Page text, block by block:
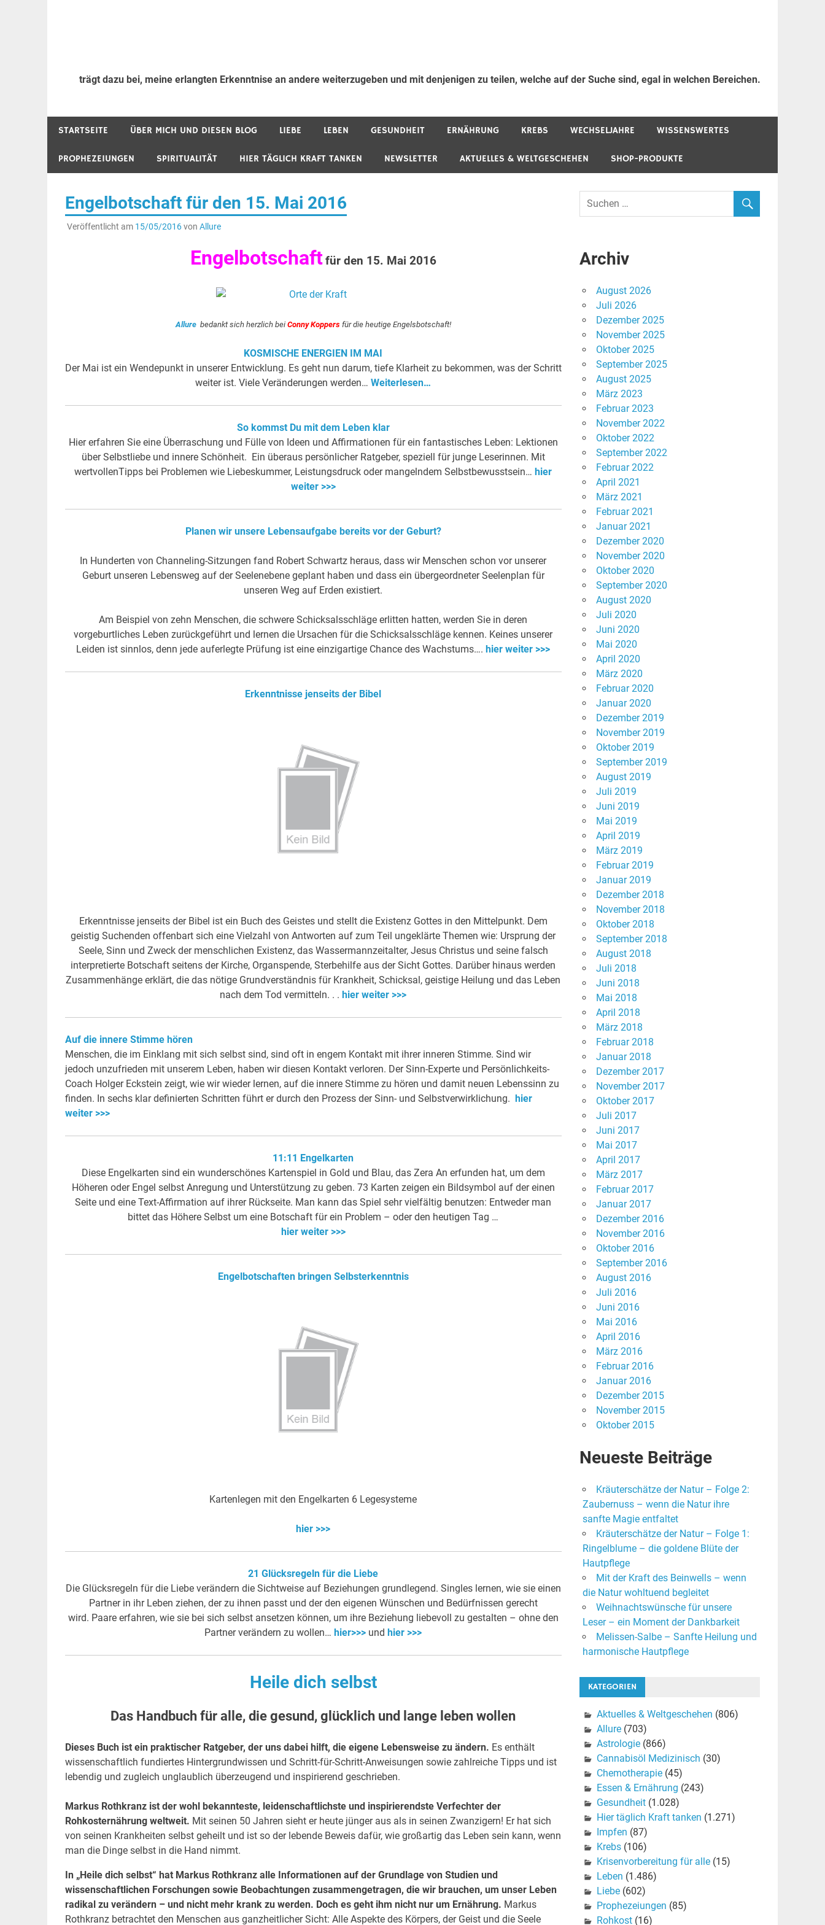
trägt dazu bei, meine erlangten Erkenntnise an andere weiterzugeben und mit denjenigen zu teilen, welche auf der Suche sind, egal in welchen Bereichen.
STARTSEITE ÜBER MICH UND DIESEN BLOG LIEBE LEBEN GESUNDHEIT ERNÄHRUNG KREBS WECHSELJAHRE WISSENSWERTES
PROPHEZEIUNGEN SPIRITUALITÄT HIER TÄGLICH KRAFT TANKEN NEWSLETTER AKTUELLES & WELTGESCHEHEN SHOP-PRODUKTE
Engelbotschaft für den 15. Mai 2016
Veröffentlicht am 15/05/2016von Allure
Engelbotschaftfür den 15. Mai 2016
Allure bedankt sich herzlich bei Conny Koppers für die heutige Engelsbotschaft!
KOSMISCHE ENERGIEN IM MAI
Der Mai ist ein Wendepunkt in unserer Entwicklung. Es geht nun darum, tiefe Klarheit zu bekommen, was der Schritt
weiter ist. Viele Veränderungen werden…Weiterlesen…
So kommst Du mit dem Leben klar
Hier erfahren Sie eine Überraschung und Fülle von Ideen und Affirmationen für ein fantastisches Leben: Lektionen
über Selbstliebe und innere Schönheit. Ein überaus persönlicher Ratgeber, speziell für junge Leserinnen. Mit
wertvollenTipps bei Problemen wie Liebeskummer, Leistungsdruck oder mangelndem Selbstbewusstsein… hier
weiter >>>
Planen wir unsere Lebensaufgabe bereits vor der Geburt?
In Hunderten von Channeling-Sitzungen fand Robert Schwartz heraus, dass wir Menschen schon vor unserer
Geburt unseren Lebensweg auf der Seelenebene geplant haben und dass ein übergeordneter Seelenplan für
unseren Weg auf Erden existiert.
Am Beispiel von zehn Menschen, die schwere Schicksalsschläge erlitten hatten, werden Sie in deren
vorgeburtliches Leben zurückgeführt und lernen die Ursachen für die Schicksalsschläge kennen. Keines unserer
Leiden ist sinnlos, denn jede auferlegte Prüfung ist eine einzigartige Chance des Wachstums…. hier weiter >>>
Erkenntnisse jenseits der Bibel
Erkenntnisse jenseits der Bibel ist ein Buch des Geistes und stellt die Existenz Gottes in den Mittelpunkt. Dem
geistig Suchenden offenbart sich eine Vielzahl von Antworten auf zum Teil ungeklärte Themen wie: Ursprung der
Seele, Sinn und Zweck der menschlichen Existenz, das Wassermannzeitalter, Jesus Christus und seine falsch
interpretierte Botschaft seitens der Kirche, Organspende, Sterbehilfe aus der Sicht Gottes. Darüber hinaus werden
Zusammenhänge erklärt, die das nötige Grundverständnis für Krankheit, Schicksal, geistige Heilung und das Leben
nach dem Tod vermitteln. . .hier weiter >>>
Auf die innere Stimme hören
Menschen, die im Einklang mit sich selbst sind, sind oft in engem Kontakt mit ihrer inneren Stimme. Sind wir
jedoch unzufrieden mit unserem Leben, haben wir diesen Kontakt verloren. Der Sinn-Experte und Persönlichkeits-
Coach Holger Eckstein zeigt, wie wir wieder lernen, auf die innere Stimme zu hören und damit neuen Lebenssinn zu
finden. In sechs klar definierten Schritten führt er durch den Prozess der Sinn- und Selbstverwirklichung. hier
weiter >>>
11:11 Engelkarten
Diese Engelkarten sind ein wunderschönes Kartenspiel in Gold und Blau, das Zera An erfunden hat, um dem
Höheren oder Engel selbst Anregung und Unterstützung zu geben. 73 Karten zeigen ein Bildsymbol auf der einen
Seite und eine Text-Affirmation auf ihrer Rückseite. Man kann das Spiel sehr vielfältig benutzen: Entweder man
bittet das Höhere Selbst um eine Botschaft für ein Problem – oder den heutigen Tag …
hier weiter >>>
Engelbotschaften bringen Selbsterkenntnis
Kartenlegen mit den Engelkarten 6 Legesysteme
hier >>>
21 Glücksregeln für die Liebe
Die Glücksregeln für die Liebe verändern die Sichtweise auf Beziehungen grundlegend. Singles lernen, wie sie einen
Partner in ihr Leben ziehen, der zu ihnen passt und der den eigenen Wünschen und Bedürfnissen gerecht
wird. Paare erfahren, wie sie bei sich selbst ansetzen können, um ihre Beziehung liebevoll zu gestalten – ohne den
Partner verändern zu wollen…hier>>> und hier >>>
Heile dich selbst
Das Handbuch für alle, die gesund, glücklich und lange leben wollen
Dieses Buch ist ein praktischer Ratgeber, der uns dabei hilft, die eigene Lebensweise zu ändern. Es enthält
wissenschaftlich fundiertes Hintergrundwissen und Schritt-für-Schritt-Anweisungen sowie zahlreiche Tipps und ist
lebendig und zugleich unglaublich überzeugend und inspirierend geschrieben.
Markus Rothkranz ist der wohl bekannteste, leidenschaftlichste und inspirierendste Verfechter der
Rohkosternährung weltweit. Mit seinen 50 Jahren sieht er heute jünger aus als in seinen Zwanzigern! Er hat sich
von seinen Krankheiten selbst geheilt und ist so der lebende Beweis dafür, wie großartig das Leben sein kann, wenn
man die Dinge selbst in die Hand nimmt.
In „Heile dich selbst“ hat Markus Rothkranz alle Informationen auf der Grundlage von Studien und
wissenschaftlichen Forschungen sowie Beobachtungen zusammengetragen, die wir brauchen, um unser Leben
radikal zu verändern – und nicht mehr krank zu werden. Doch es geht ihm nicht nur um Ernährung. Markus
Rothkranz betrachtet den Menschen aus ganzheitlicher Sicht: Alle Aspekte des Körpers, der Geist und die Seele
Archiv
August 2026
Juli 2026
Dezember 2025
November 2025
Oktober 2025
September 2025
August 2025
März 2023
Februar 2023
November 2022
Oktober 2022
September 2022
Februar 2022
April 2021
März 2021
Februar 2021
Januar 2021
Dezember 2020
November 2020
Oktober 2020
September 2020
August 2020
Juli 2020
Juni 2020
Mai 2020
April 2020
März 2020
Februar 2020
Januar 2020
Dezember 2019
November 2019
Oktober 2019
September 2019
August 2019
Juli 2019
Juni 2019
Mai 2019
April 2019
März 2019
Februar 2019
Januar 2019
Dezember 2018
November 2018
Oktober 2018
September 2018
August 2018
Juli 2018
Juni 2018
Mai 2018
April 2018
März 2018
Februar 2018
Januar 2018
Dezember 2017
November 2017
Oktober 2017
Juli 2017
Juni 2017
Mai 2017
April 2017
März 2017
Februar 2017
Januar 2017
Dezember 2016
November 2016
Oktober 2016
September 2016
August 2016
Juli 2016
Juni 2016
Mai 2016
April 2016
März 2016
Februar 2016
Januar 2016
Dezember 2015
November 2015
Oktober 2015
Neueste Beiträge
Kräuterschätze der Natur – Folge 2:
Zaubernuss – wenn die Natur ihre
sanfte Magie entfaltet
Kräuterschätze der Natur – Folge 1:
Ringelblume – die goldene Blüte der
Hautpflege
Mit der Kraft des Beinwells – wenn
die Natur wohltuend begleitet
Weihnachtswünsche für unsere
Leser – ein Moment der Dankbarkeit
Melissen-Salbe – Sanfte Heilung und
harmonische Hautpflege
KATEGORIEN
Aktuelles & Weltgeschehen (806)
Allure(703)
Astrologie(866)
Cannabisöl Medizinisch (30)
Chemotherapie(45)
Essen & Ernährung (243)
Gesundheit(1.028)
Hier täglich Kraft tanken (1.271)
Impfen (87)
Krebs(106)
Krisenvorbereitung für alle(15)
Leben (1.486)
Liebe(602)
Prophezeiungen (85)
Rohkost(16)